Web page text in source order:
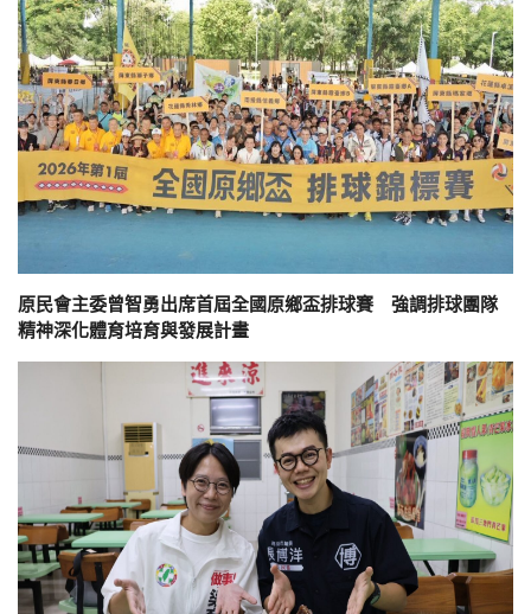
原民會主委曾智勇出席首屆全國原鄉盃排球賽 強調排球團隊
精神深化體育培育與發展計畫